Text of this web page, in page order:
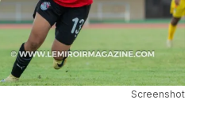
Screenshot